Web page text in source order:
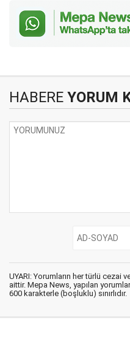
HABERE YORUM
UYARI: Yorumların her türlü cezai
aittir. Mepa News, yapılan
600 karakterle (boşluklu) sınırlıdır.